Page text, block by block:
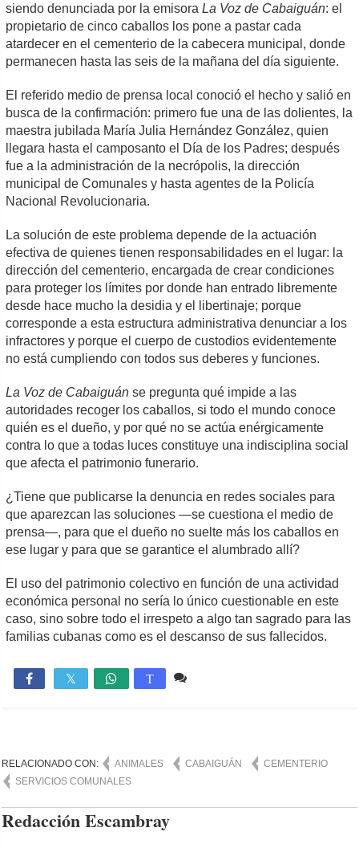
siendo denunciada por la emisoraLa Voz de Cabaiguán: el
propietario de cinco caballos los pone a pastar cada
atardecer en el cementerio de la cabecera municipal, donde
permanecen hasta las seis de la mañana del día siguiente.
El referido medio de prensa local conoció el hecho y salió en
busca de la confirmación: primero fue una de las dolientes, la
maestra jubilada María Julia Hernández González, quien
llegara hasta el camposanto el Día de los Padres; después
fue a la administración de la necrópolis, la dirección
municipal de Comunales y hasta agentes de la Policía
Nacional Revolucionaria.
La solución de este problema depende de la actuación
efectiva de quienes tienen responsabilidades en el lugar: la
dirección del cementerio, encargada de crear condiciones
para proteger los límites por donde han entrado libremente
desde hace mucho la desidia y el libertinaje; porque
corresponde a esta estructura administrativa denunciar a los
infractores y porque el cuerpo de custodios evidentemente
no está cumpliendo con todos sus deberes y funciones.
La Voz de Cabaiguán se pregunta qué impide a las
autoridades recoger los caballos, si todo el mundo conoce
quién es el dueño, y por qué no se actúa enérgicamente
contra lo que a todas luces constituye una indisciplina social
que afecta el patrimonio funerario.
¿Tiene que publicarse la denuncia en redes sociales para
que aparezcan las soluciones —se cuestiona el medio de
prensa—, para que el dueño no suelte más los caballos en
ese lugar y para que se garantice el alumbrado allí?
El uso del patrimonio colectivo en función de una actividad
económica personal no sería lo único cuestionable en este
caso, sino sobre todo el irrespeto a algo tan sagrado para las
familias cubanas como es el descanso de sus fallecidos.
 T
RELACIONADO CON: ANIMALES CABAIGUÁN
CEMENTERIO
SERVICIOS COMUNALES
Redacción Escambray